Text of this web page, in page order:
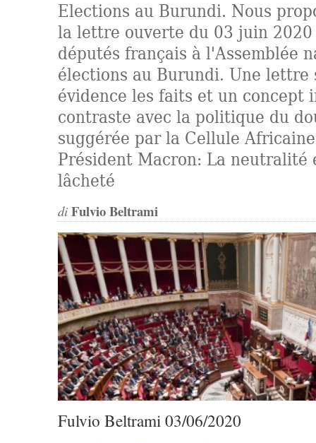
Elections au Burundi. Nous
la lettre ouverte du 03 juin
députés français à l'Assemblée
élections au Burundi. Une lettre
évidence les faits et un concept
contraste avec la politique du
suggérée par la Cellule
Président Macron: La neutralité
lâcheté
di Fulvio Beltrami
Fulvio Beltrami 03/06/2020